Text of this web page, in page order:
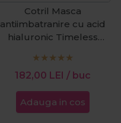
Cotril Masca
antiimbatranire cu acid
hialuronic Timeless
182,00 LEI / buc
Adauga in cos